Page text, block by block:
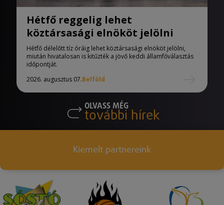
Hétfő reggelig lehet
köztársasági elnököt jelölni
Hétfő délelőtt tíz óráig lehet köztársasági elnököt jelölni,
miután hivatalosan is kitűzték a jövő keddi államfőválasztás
időpontját.
2026. augusztus 07.Belföld
OLVASS MÉG
további hírek
Kiemelt partnereink